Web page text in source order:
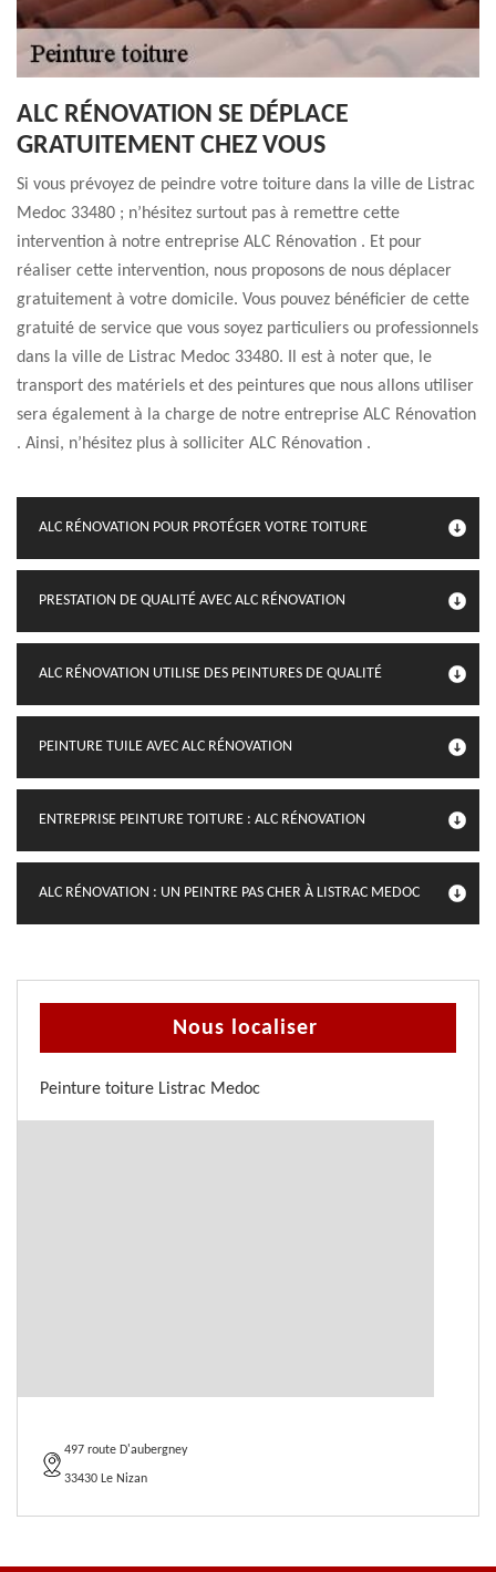
ALC RÉNOVATION SE DÉPLACE
GRATUITEMENT CHEZ VOUS
Si vous prévoyez de peindre votre toiture dans la ville de Listrac
Medoc 33480 ; n’hésitez surtout pas à remettre cette
intervention à notre entreprise ALC Rénovation . Et pour
réaliser cette intervention, nous proposons de nous déplacer
gratuitement à votre domicile. Vous pouvez bénéficier de cette
gratuité de service que vous soyez particuliers ou professionnels
dans la ville de Listrac Medoc 33480. Il est à noter que, le
transport des matériels et des peintures que nous allons utiliser
sera également à la charge de notre entreprise ALC Rénovation
. Ainsi, n’hésitez plus à solliciter ALC Rénovation .
ALC RÉNOVATION POUR PROTÉGER VOTRE TOITURE
PRESTATION DE QUALITÉ AVEC ALC RÉNOVATION
ALC RÉNOVATION UTILISE DES PEINTURES DE QUALITÉ
PEINTURE TUILE AVEC ALC RÉNOVATION
ENTREPRISE PEINTURE TOITURE : ALC RÉNOVATION
ALC RÉNOVATION : UN PEINTRE PAS CHER À LISTRAC MEDOC
Nous localiser
Peinture toiture Listrac Medoc
497 route D'aubergney
33430 Le Nizan